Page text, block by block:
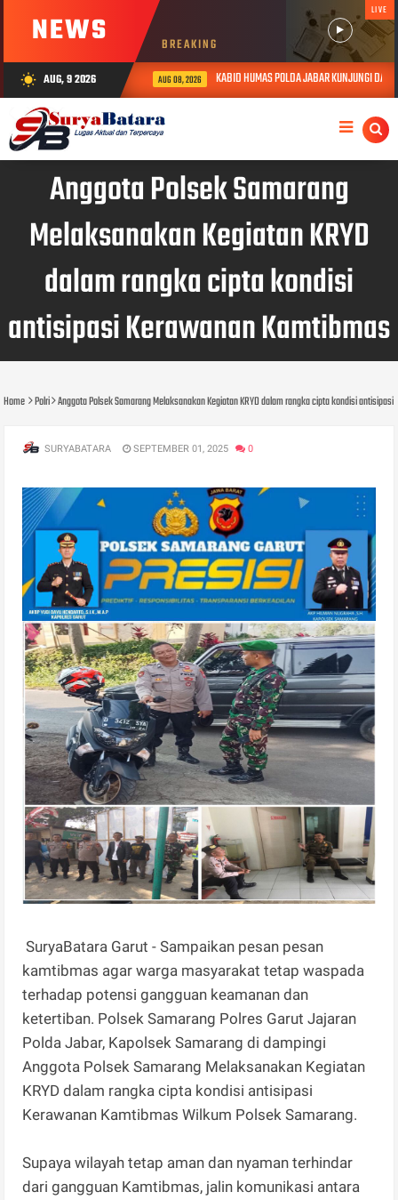
NEWS BREAKING
LIVE
wb_sunny AUG, 9 2026 AUG 08, 2026 KABID HUMAS POLDA JABAR KUNJUNGI DAN
Anggota Polsek Samarang
Melaksanakan Kegiatan KRYD
dalam rangka cipta kondisi
antisipasi Kerawanan Kamtibmas
Home Polri Anggota Polsek Samarang Melaksanakan Kegiatan KRYD dalam rangka cipta kondisi
SURYABATARA SEPTEMBER 01, 2025 0
SuryaBatara Garut - Sampaikan pesan pesan
kamtibmas agar warga masyarakat tetap waspada
terhadap potensi gangguan keamanan dan
ketertiban. Polsek Samarang Polres Garut Jajaran
Polda Jabar, Kapolsek Samarang di dampingi
Anggota Polsek Samarang Melaksanakan Kegiatan
KRYD dalam rangka cipta kondisi antisipasi
Kerawanan Kamtibmas Wilkum Polsek Samarang.
Supaya wilayah tetap aman dan nyaman terhindar
dari gangguan Kamtibmas, jalin komunikasi antara